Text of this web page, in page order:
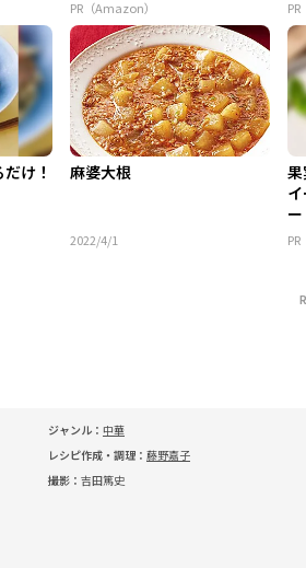
PR（Amazon） PR
け！
麻婆大根
2022/4/1
ー
PR
ジャンル： 中華
レシピ作成・調理： 藤野嘉子
撮影： 吉田篤史